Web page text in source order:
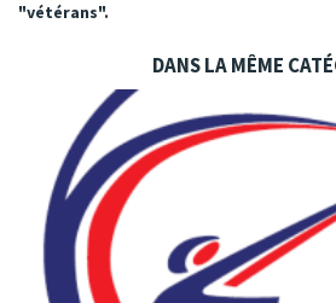
"vétérans".
DANS LA MÊME